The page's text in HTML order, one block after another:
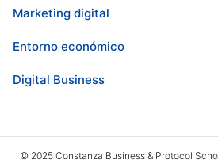
Marketing digital
Entorno económico
Digital Business
© 2025 Constanza Business & Protocol